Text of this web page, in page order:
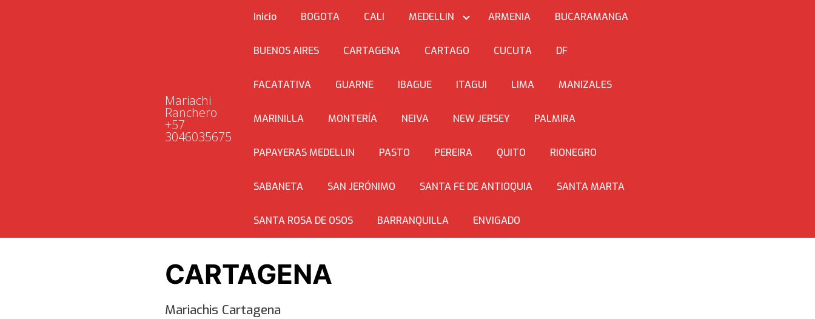
Mariachi
Ranchero
+57
3046035675
Inicio BOGOTA CALI MEDELLIN ARMENIA BUCARAMANGA
BUENOS AIRES CARTAGENA CARTAGO CUCUTA DF
FACATATIVA GUARNE IBAGUE ITAGUI LIMA MANIZALES
MARINILLA MONTERÍA NEIVA NEW JERSEY PALMIRA
PAPAYERAS MEDELLIN PASTO PEREIRA QUITO RIONEGRO
SABANETA SAN JERÓNIMO SANTA FE DE ANTIOQUIA SANTA MARTA
SANTA ROSA DE OSOS BARRANQUILLA ENVIGADO
CARTAGENA
Mariachis Cartagena